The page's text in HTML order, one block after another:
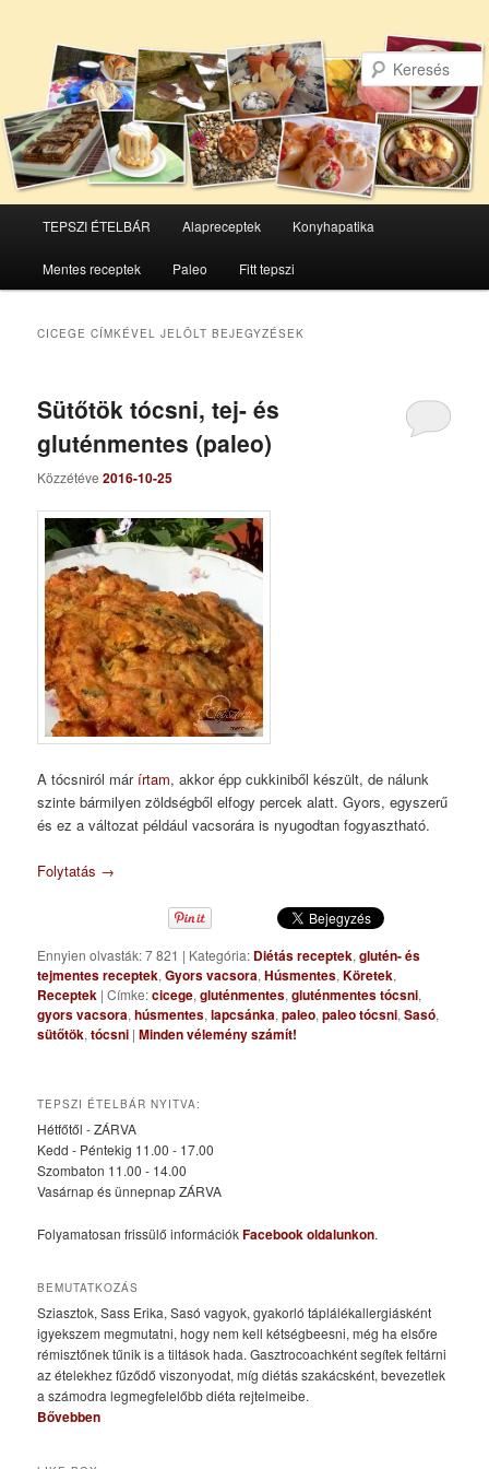
Tovább
az
elsődleges
Tovább
a
másodlagos
TEPSZI ÉTELBÁR Alapreceptek Konyhapatika
Mentes receptek Paleo Fitt tepszi
CICEGE CÍMKÉVEL JELÖLT BEJEGYZÉSEK
Sütőtök tócsni, tej- és
gluténmentes (paleo)
Közzétéve2016-10-25
A tócsniról már írtam, akkor épp cukkiniből készült, de nálunk
szinte bármilyen zöldségből elfogy percek alatt. Gyors, egyszerű
és ez a változat például vacsorára is nyugodtan fogyasztható.
Folytatás →
Ennyien olvasták: 7 821 | Kategória: Diétás receptek,glutén- és
tejmentes receptek,Gyors vacsora,Húsmentes,Köretek,
Receptek |Címke:cicege,gluténmentes,gluténmentes tócsni,
gyors vacsora,húsmentes,lapcsánka,paleo,paleo tócsni,Sasó,
sütőtök,tócsni |Minden vélemény számít!
TEPSZI ÉTELBÁR NYITVA:
Hétfőtől - ZÁRVA
Kedd - Péntekig 11.00 - 17.00
Szombaton 11.00 - 14.00
Vasárnap és ünnepnap ZÁRVA
Folyamatosan frissülő információkFacebook oldalunkon.
BEMUTATKOZÁS
Sziasztok, Sass Erika, Sasó vagyok, gyakorló táplálékallergiásként
igyekszem megmutatni, hogy nem kell kétségbeesni, még ha elsőre
rémisztőnek tűnik is a tiltások hada. Gasztrocoachként segítek feltárni
az ételekhez fűződő viszonyodat, míg diétás szakácsként, bevezetlek
a számodra legmegfelelőbb diéta rejtelmeibe.
Bővebben